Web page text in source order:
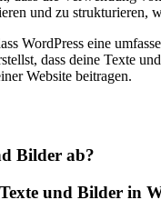
und ‌zu
WordPress eine
dass deine‌ Texte
‍Website beitragen.
Bilder ab?
‍und⁣ Bilder in